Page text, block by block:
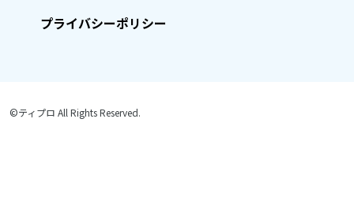
プライバシーポリシー
©ティプロ All Rights Reserved.